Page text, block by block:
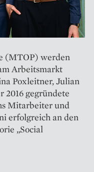
(MTOP) werden
Arbeitsmarkt
Poxleitner, Julian
2016 gegründete
Mitarbeiter und
erfolgreich an den
„Social